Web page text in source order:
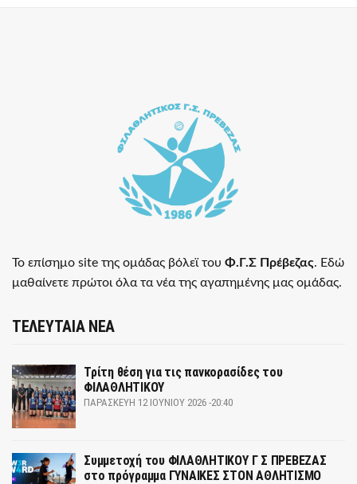
Το επίσημο site της ομάδας βόλεϊ του Φ.Γ.Σ Πρέβεζας. Εδώ
μαθαίνετε πρώτοι όλα τα νέα της αγαπημένης μας ομάδας.
ΤΕΛΕΥΤΑΙΑ ΝΕΑ
Τρίτη θέση για τις πανκορασίδες του
ΦΙΛΑΘΛΗΤΙΚΟΥ
ΠΑΡΑΣΚΕΥΉ 12 ΙΟΥΝΊΟΥ 2026 -20:40
Συμμετοχή του ΦΙΛΑΘΛΗΤΙΚΟΥ Γ Σ ΠΡΕΒΕΖΑΣ
στο πρόγραμμα ΓΥΝΑΙΚΕΣ ΣΤΟΝ ΑΘΛΗΤΙΣΜΟ